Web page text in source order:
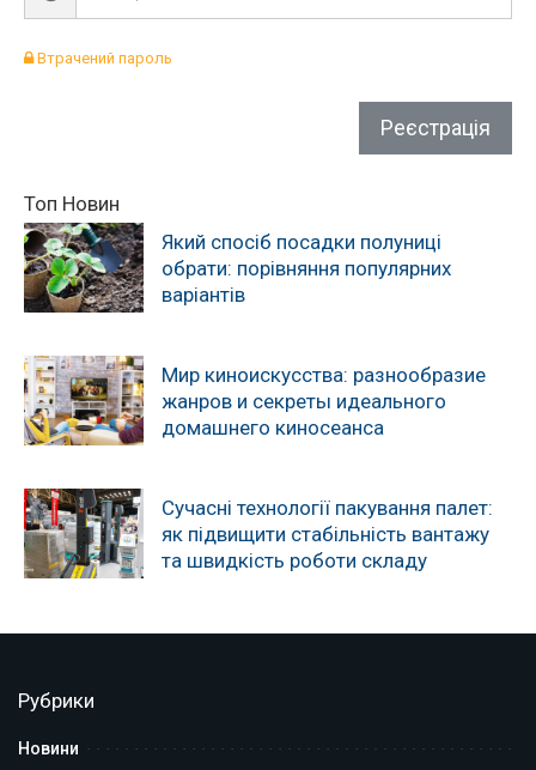
Втрачений пароль
Реєстрація
Топ Новин
Який спосіб посадки полуниці
обрати: порівняння популярних
варіантів
Мир киноискусства: разнообразие
жанров и секреты идеального
домашнего киносеанса
Сучасні технології пакування палет:
як підвищити стабільність вантажу
та швидкість роботи складу
Рубрики
Новини